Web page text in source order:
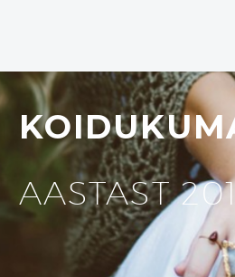
AASTAST